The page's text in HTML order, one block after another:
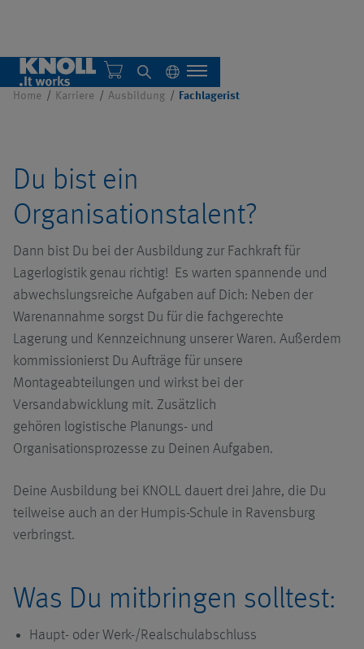
Nachhaltigkeit
Übersicht
Einzelanlagen
Übersicht
Filteranlagen
Förderanlagen
Hochdruckanlagen
MMS-Systeme
Zentralsysteme
Übersicht
Systeme mit
Pumptechnik
Systeme mit
Saugtechnik
Systeme zur
Späneaufbereitung
Automatisierung
Übersicht
Click.it
Fahrerlose
Transportsysteme
Logistik
Pumpen
Übersicht
Schraubenspindelpumpen
Zubehör
Übersicht
Übersicht
AMB 2026
Übersicht
Stellenangebote
Ausbildung
Home Karriere Ausbildung Fachlagerist
Du bist ein
Organisationstalent?
Dann bist Du bei der Ausbildung zur Fachkraft für
Lagerlogistik genau richtig! Es warten spannende und
abwechslungsreiche Aufgaben auf Dich: Neben der
Warenannahme sorgst Du für die fachgerechte
Lagerung und Kennzeichnung unserer Waren. Außerdem
kommissionierst Du Aufträge für unsere
Montageabteilungen und wirkst bei der
Versandabwicklung mit. Zusätzlich
gehören logistische Planungs- und
Organisationsprozesse zu Deinen Aufgaben.
Deine Ausbildung bei KNOLL dauert drei Jahre, die Du
teilweise auch an der Humpis-Schule in Ravensburg
verbringst.
Was Du mitbringen solltest:
Haupt- oder Werk-/Realschulabschluss